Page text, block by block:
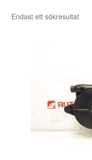
Kolla upp
Reklamationsprocedur
Endast ett sökresultat